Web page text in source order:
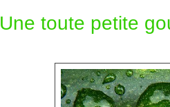
Une toute petite